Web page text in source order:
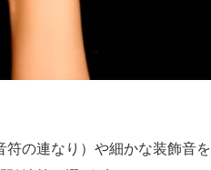
の連なり）や細かな装飾音を